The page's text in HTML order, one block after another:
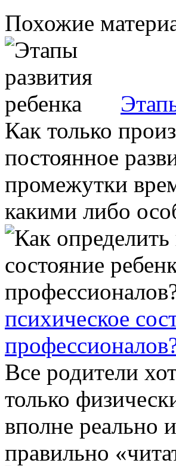
Похожие
Как только
постоянное
промежутки
какими либо
психическое
Все родители
только
вполне реально
правильно